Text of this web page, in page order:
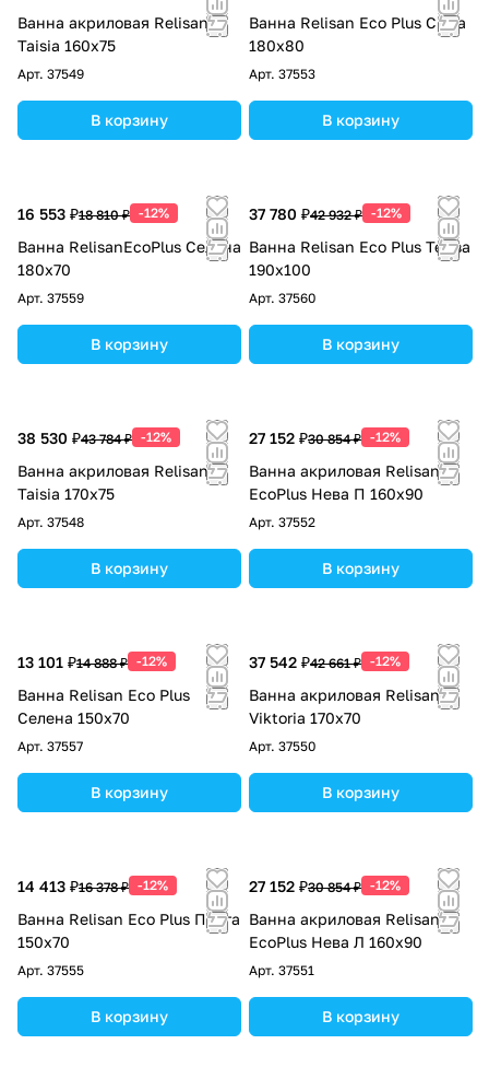
Ванна акриловая Relisan
Taisia 160x75
Арт. 37549
В корзину
Ванна Relisan Eco Plus Сима
180х80
Арт. 37553
В корзину
16 553 ₽18 810 ₽ -12%
Ванна RelisanEcoPlus Селена
180х70
Арт. 37559
В корзину
37 780 ₽42 932 ₽ -12%
Ванна Relisan Eco Plus Темза
190х100
Арт. 37560
В корзину
38 530 ₽43 784 ₽ -12%
Ванна акриловая Relisan
Taisia 170x75
Арт. 37548
В корзину
27 152 ₽30 854 ₽ -12%
Ванна акриловая Relisan
EcoPlus Нева П 160х90
Арт. 37552
В корзину
13 101 ₽14 888 ₽ -12%
Ванна Relisan Eco Plus
Селена 150х70
Арт. 37557
В корзину
37 542 ₽42 661 ₽ -12%
Ванна акриловая Relisan
Viktoria 170x70
Арт. 37550
В корзину
14 413 ₽16 378 ₽ -12%
Ванна Relisan Eco Plus Прага
150х70
Арт. 37555
В корзину
27 152 ₽30 854 ₽ -12%
Ванна акриловая Relisan
EcoPlus Нева Л 160х90
Арт. 37551
В корзину